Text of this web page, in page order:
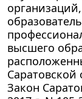
высшего
Саратовской
Закон